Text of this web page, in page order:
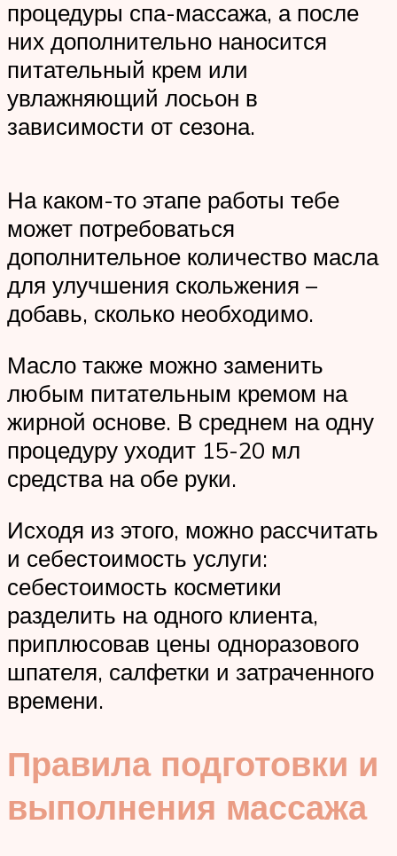
процедуры спа-массажа, а после
них дополнительно наносится
питательный крем или
увлажняющий лосьон в
зависимости от сезона.
На каком-то этапе работы тебе
может потребоваться
дополнительное количество масла
для улучшения скольжения –
добавь, сколько необходимо.
Масло также можно заменить
любым питательным кремом на
жирной основе. В среднем на одну
процедуру уходит 15-20 мл
средства на обе руки.
Исходя из этого, можно рассчитать
и себестоимость услуги:
себестоимость косметики
разделить на одного клиента,
приплюсовав цены одноразового
шпателя, салфетки и затраченного
времени.
Правила подготовки и
выполнения массажа